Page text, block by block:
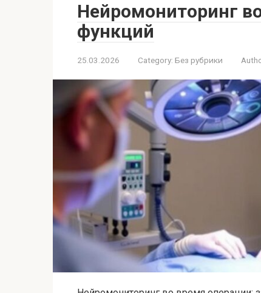
Нейромониторинг
функций
25.03.2026 Category: Без рубрики